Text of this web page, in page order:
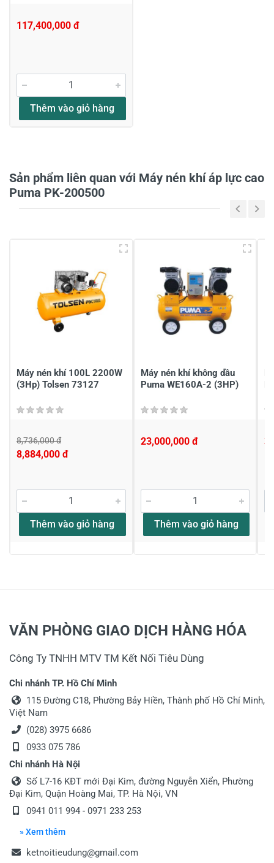
Đánh giá sao
Tiêu đề của nhận xét
Viết nhận xét của bạn vào bên dưới
Gửi nhận xét
117,400,000 đ
Thêm vào giỏ hàng
Sản phẩm liên quan với Máy nén khí áp lực cao
Puma PK-200500
Máy nén khí 100L 2200W
(3Hp) Tolsen 73127
8,736,000 đ
8,884,000 đ
Thêm vào giỏ hàng
Máy nén khí không dầu
Puma WE160A-2 (3HP)
23,000,000 đ
Thêm vào giỏ hàng
VĂN PHÒNG GIAO DỊCH HÀNG HÓA
Công Ty TNHH MTV TM Kết Nối Tiêu Dùng
Chi nhánh TP. Hồ Chí Minh
115 Đường C18, Phường Bảy Hiền, Thành phố Hồ Chí Minh,
Việt Nam
(028) 3975 6686
0933 075 786
Chi nhánh Hà Nội
Số L7-16 KĐT mới Đại Kim, đường Nguyễn Xiển, Phường
Đại Kim, Quận Hoàng Mai, TP. Hà Nội, VN
0941 011 994 - 0971 233 253
» Xem thêm
ketnoitieudung@gmail.com